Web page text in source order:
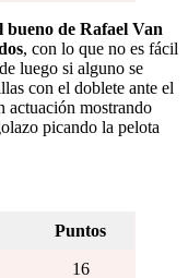
bueno de Rafael Van
, con lo que no es fácil
luego si alguno se
con el doblete ante el
actuación mostrando
picando la pelota
Puntos
16